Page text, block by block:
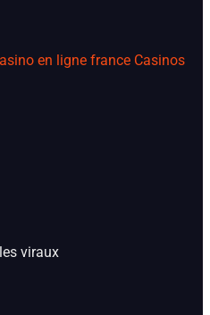
en ligne france Casinos
viraux